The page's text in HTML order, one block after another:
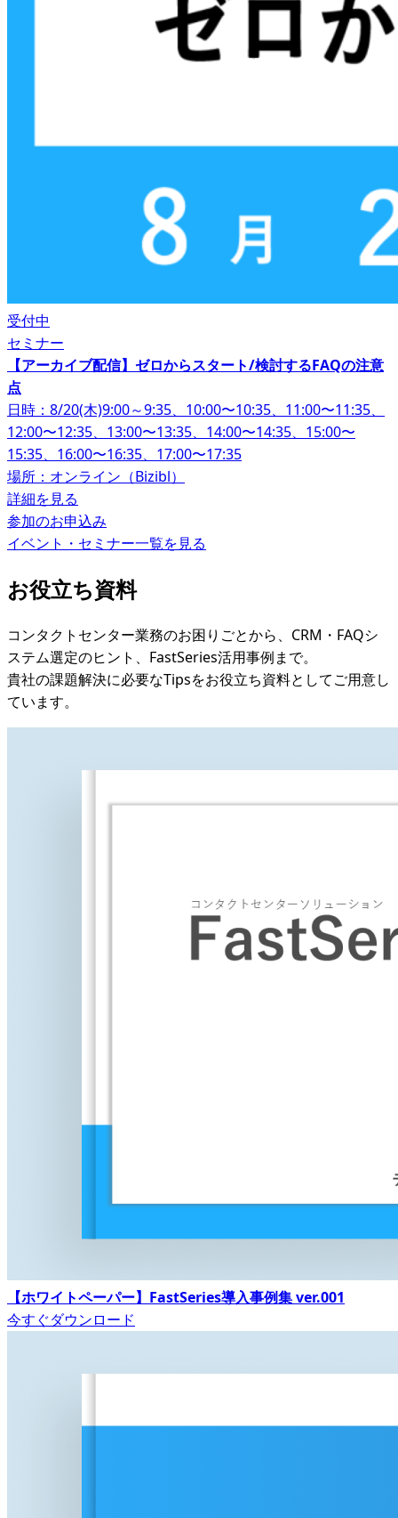
受付中
セミナー
【アーカイブ配信】ゼロからスタート/検討するFAQの注意
点
日時：8/20(木)9:00～9:35、10:00〜10:35、11:00〜11:35、
12:00〜12:35、13:00〜13:35、14:00〜14:35、15:00〜
15:35、16:00〜16:35、17:00〜17:35
場所：オンライン（Bizibl）
詳細を見る
参加のお申込み
イベント・セミナー一覧を見る
お役立ち資料
コンタクトセンター業務のお困りごとから、CRM・FAQシ
ステム選定のヒント、FastSeries活用事例まで。
貴社の課題解決に必要なTipsをお役立ち資料としてご用意し
ています。
【ホワイトペーパー】FastSeries導入事例集 ver.001
今すぐダウンロード